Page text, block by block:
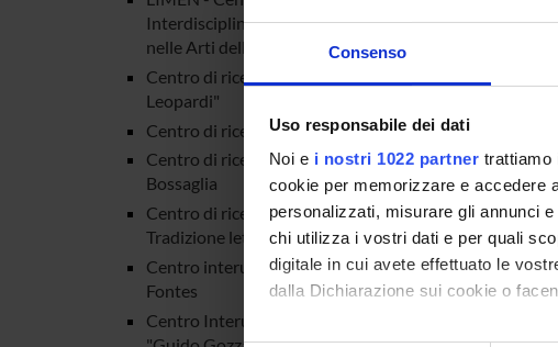
Consenso
Uso responsabile dei dati
Noi e i nostri 1022 partner trattiamo
cookie per memorizzare e accedere
personalizzati, misurare gli annunci
chi utilizza i vostri dati e per quali
digitale in cui avete effettuato le
dalla Dichiarazione sui cookie o
Interdisciplinare sul Fantastico
nelle Arti dello Spettacolo
Centro di ricerca "L'eredità di
Leopardi"
Centro di ricerca LA.LE.LIM
Centro di ricerca Rossana
Bossaglia
Centro di ricerca sulla
Tradizione letteraria italiana
Centro interuniversitario
Fontes
Centro Interuniversitario
Silvia Monti,
Nicola
Franco Piva,